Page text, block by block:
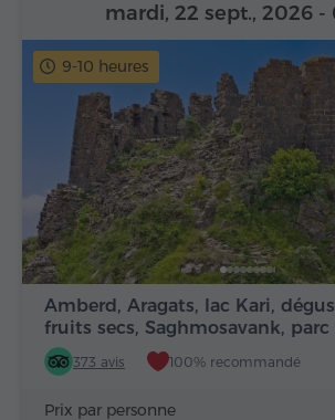
9-10 heures
Amberd, Aragats, lac Kari,
fruits secs, Saghmosavank,
373 avis 100% recommandé
mardi, 22 sept., 2026 -
Prix par personne